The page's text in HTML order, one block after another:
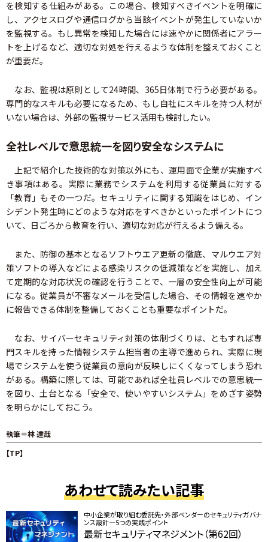
を検知する仕組みがある。この場合、検知すべきイベントを明確に
し、アクセスログや通信ログから当該イベントが発生していないか
を監視する。もし異常を検知した場合には速やかに関係者にアラー
トを上げるなど、適切な対処を行えるような体制を整えておくこと
が重要だ。
なお、監視は原則として24時間、365日体制で行う必要がある。
専門的なスキルも必要になるため、もし自社にスキルを持つ人材が
いない場合は、外部の監視サービス活用も検討したい。
全社レベルで意思統一を図り安全なシステムに
上記で紹介した技術的な対策以外にも、運用面で企業が実施すべ
き事項はある。実際に業務でシステムを利用する従業員に対する
「教育」もその一つだ。セキュリティに関する知識をはじめ、イン
シデント発生時にどのような対応をすべきかといったポイントにつ
いて、日ごろから教育を行い、適切な対応が行えるよう備える。
また、防御の基本となるソフトウエア更新の徹底、マルウエア対
策ソフトの導入などによる感染リスクの低減策などを実施し、加え
て定期的な対応状況の確認を行うことで、一層の安全性向上が可能
になる。従業員が不審なメールを受信した場合、その情報を速やか
に報告できる体制を整備しておくことも重要なポイントだ。
なお、サイバーセキュリティ対策の体制づくりは、ともすれば専
門スキルを持った情報システム担当者の主導で進められ、実際に現
場でシステムを使う従業員の意向が反映しにくくなってしまう恐れ
がある。構築に際しては、可能であれば全社員レベルでの意思統一
を図り、土台となる「安全で、使いやすいシステム」をめざす姿勢
を明らかにしておこう。
執筆＝林 達哉
【TP】
あわせて読みたい記事
中小企業が取り組む委託先・外部ベンダーのセキュリティガバナ
ンス設計―5つの実践ポイント
最新セキュリティマネジメント（第62回）